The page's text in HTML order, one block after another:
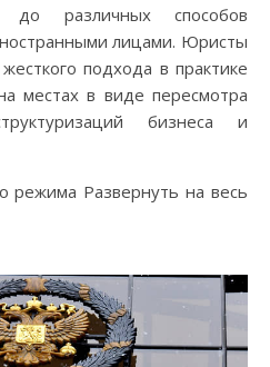
до различных способов
лицами. Юристы
подхода в практике
местах в виде пересмотра
бизнеса и
режима Развернуть на весь